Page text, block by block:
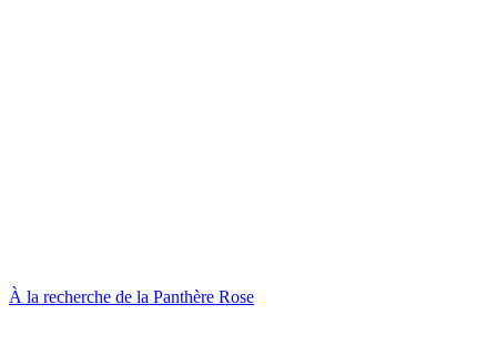
À la recherche de la Panthère Rose